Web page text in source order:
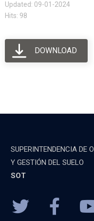
Updated: 09-01-2024
Hits: 98
DOWNLOAD
SUPERINTENDENCIA DE
Y GESTIÓN DEL SUELO
SOT